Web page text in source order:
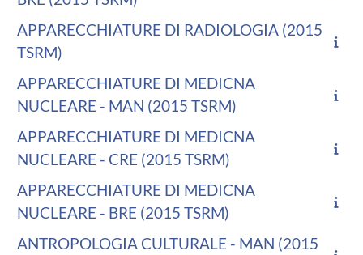
APPARECCHIATURE DI RADIOLOGIA (2015
TSRM)
APPARECCHIATURE DI MEDICNA
NUCLEARE - MAN (2015 TSRM)
APPARECCHIATURE DI MEDICNA
NUCLEARE - CRE (2015 TSRM)
APPARECCHIATURE DI MEDICNA
NUCLEARE - BRE (2015 TSRM)
ANTROPOLOGIA CULTURALE - MAN (2015